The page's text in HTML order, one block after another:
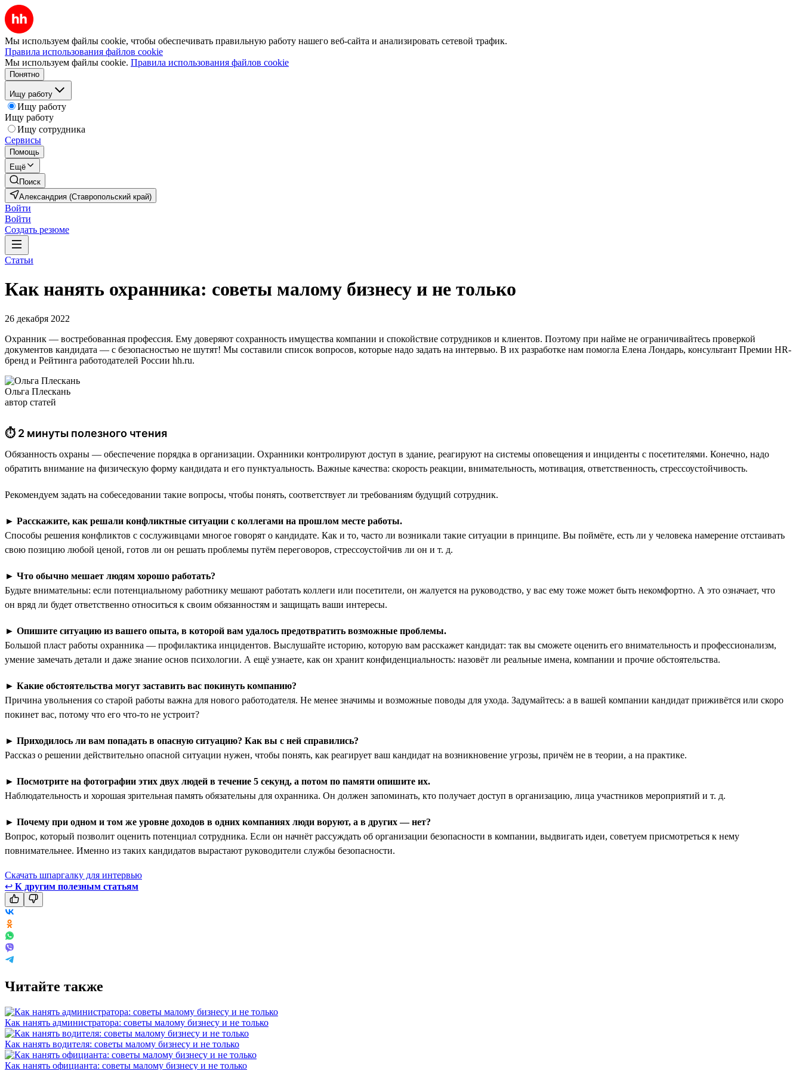
Мы используем файлы cookie, чтобы обеспечивать правильную работу нашего веб-сайта и анализировать сетевой трафик.
Правила использования файлов cookie
Мы используем файлы cookie. Правила использования файлов cookie
Понятно
Ищу работу
Ищу работу
Ищу работу
Ищу сотрудника
Сервисы
Помощь
Ещё
Поиск
Александрия (Ставропольский край)
Войти
Войти
Создать резюме
Статьи
Как нанять охранника: советы малому бизнесу и не только
26 декабря 2022
Охранник — востребованная профессия. Ему доверяют сохранность имущества компании и спокойствие сотрудников и клиентов. Поэтому при найме не ограничивайтесь проверкой
документов кандидата — с безопасностью не шутят! Мы составили список вопросов, которые надо задать на интервью. В их разработке нам помогла Елена Лондарь, консультант Премии HR-
бренд и Рейтинга работодателей России hh.ru.
Ольга Плескань
автор статей
⏱ 2 минуты полезного чтения
Обязанность охраны — обеспечение порядка в организации. Охранники контролируют доступ в здание, реагируют на системы оповещения и инциденты с посетителями. Конечно, надо
обратить внимание на физическую форму кандидата и его пунктуальность. Важные качества: скорость реакции, внимательность, мотивация, ответственность, стрессоустойчивость.
Рекомендуем задать на собеседовании такие вопросы, чтобы понять, соответствует ли требованиям будущий сотрудник.
► Расскажите, как решали конфликтные ситуации с коллегами на прошлом месте работы.
Способы решения конфликтов с сослуживцами многое говорят о кандидате. Как и то, часто ли возникали такие ситуации в принципе. Вы поймёте, есть ли у человека намерение отстаивать
свою позицию любой ценой, готов ли он решать проблемы путём переговоров, стрессоустойчив ли он и т. д.
► Что обычно мешает людям хорошо работать?
Будьте внимательны: если потенциальному работнику мешают работать коллеги или посетители, он жалуется на руководство, у вас ему тоже может быть некомфортно. А это означает, что
он вряд ли будет ответственно относиться к своим обязанностям и защищать ваши интересы.
► Опишите ситуацию из вашего опыта, в которой вам удалось предотвратить возможные проблемы.
Большой пласт работы охранника — профилактика инцидентов. Выслушайте историю, которую вам расскажет кандидат: так вы сможете оценить его внимательность и профессионализм,
умение замечать детали и даже знание основ психологии. А ещё узнаете, как он хранит конфиденциальность: назовёт ли реальные имена, компании и прочие обстоятельства.
► Какие обстоятельства могут заставить вас покинуть компанию?
Причина увольнения со старой работы важна для нового работодателя. Не менее значимы и возможные поводы для ухода. Задумайтесь: а в вашей компании кандидат приживётся или скоро
покинет вас, потому что его что-то не устроит?
► Приходилось ли вам попадать в опасную ситуацию? Как вы с ней справились?
Рассказ о решении действительно опасной ситуации нужен, чтобы понять, как реагирует ваш кандидат на возникновение угрозы, причём не в теории, а на практике.
► Посмотрите на фотографии этих двух людей в течение 5 секунд, а потом по памяти опишите их.
Наблюдательность и хорошая зрительная память обязательны для охранника. Он должен запоминать, кто получает доступ в организацию, лица участников мероприятий и т. д.
► Почему при одном и том же уровне доходов в одних компаниях люди воруют, а в других — нет?
Вопрос, который позволит оценить потенциал сотрудника. Если он начнёт рассуждать об организации безопасности в компании, выдвигать идеи, советуем присмотреться к нему
повнимательнее. Именно из таких кандидатов вырастают руководители службы безопасности.
Скачать шпаргалку для интервью
↩ К другим полезным статьям
Читайте также
Как нанять администратора: советы малому бизнесу и не только
Как нанять водителя: советы малому бизнесу и не только
Как нанять официанта: советы малому бизнесу и не только